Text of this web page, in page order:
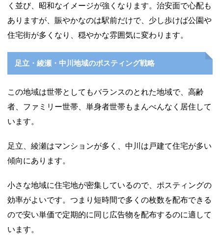
く並び、昭和なイメージが強くなります。治安面で心配も
ありますが、賑やかなのは駅前だけで、少し歩けば公園や
住宅街が多くなり、穏やかな雰囲気に変わります。
足立・綾瀬・中川地域のポスティング戦略
この地域は世帯としてもバランスのとれた地域で、高齢
者、ファミリー世帯、単身者世帯もまんべんなく居住して
います。
足立、綾瀬はマンションが多く、中川は戸建て住宅が多い
傾向にあります。
小さな地域に住宅地が密集しているので、ポスティングの
効率がよいです。つまり短時間で多くの枚数を配布できる
ので安い単価で定期的に同じ広告物を配布するのに適して
います。